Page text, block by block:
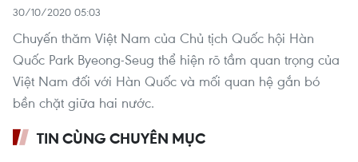
30/10/2020 05:03
Chuyến thăm Việt Nam của Chủ tịch Quốc hội Hàn
Quốc Park Byeong-Seug thể hiện rõ tầm quan trọng của
Việt Nam đối với Hàn Quốc và mối quan hệ gắn bó
bền chặt giữa hai nước.
TIN CÙNG CHUYÊN MỤC